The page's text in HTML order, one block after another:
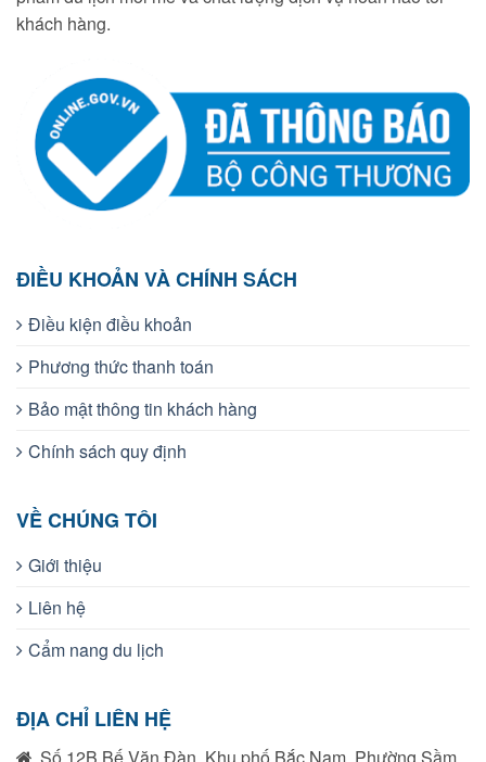
khách hàng.
ĐIỀU KHOẢN VÀ CHÍNH SÁCH
Điều kiện điều khoản
Phương thức thanh toán
Bảo mật thông tin khách hàng
Chính sách quy định
VỀ CHÚNG TÔI
Giới thiệu
Liên hệ
Cẩm nang du lịch
ĐỊA CHỈ LIÊN HỆ
Số 12B Bế Văn Đàn, Khu phố Bắc Nam, Phường Sầm